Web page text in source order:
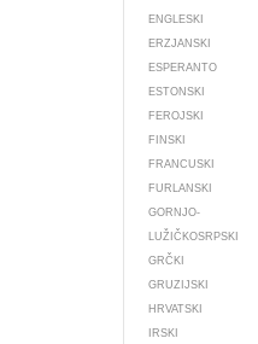
ENGLESKI
ERZJANSKI
ESPERANTO
ESTONSKI
FEROJSKI
FINSKI
FRANCUSKI
FURLANSKI
GORNJO­
LUŽIČKOSRPSKI
GRČKI
GRUZIJSKI
HRVATSKI
IRSKI